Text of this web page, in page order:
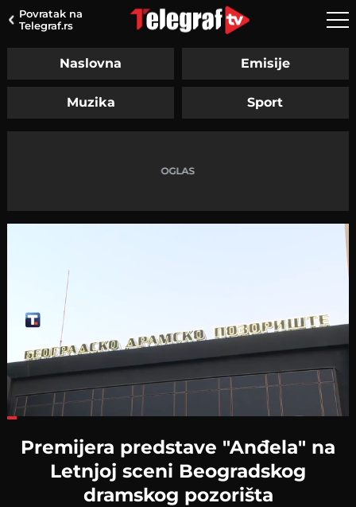
Povratak na
Telegraf.rs
Naslovna Emisije
Muzika Sport
Premijera predstave "Anđela" na
Letnjoj sceni Beogradskog
dramskog pozorišta